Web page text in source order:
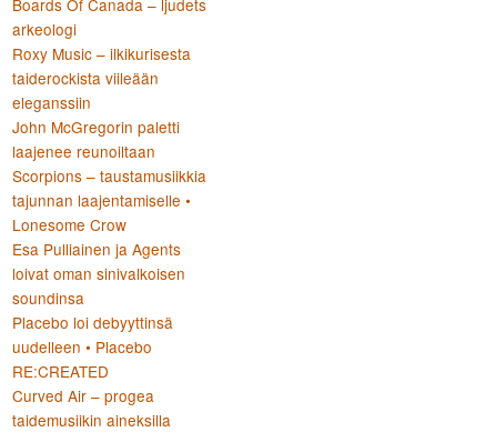
Boards Of Canada – ljudets
arkeologi
Roxy Music – ilkikurisesta
taiderockista viileään
eleganssiin
John McGregorin paletti
laajenee reunoiltaan
Scorpions – taustamusiikkia
tajunnan laajentamiselle •
Lonesome Crow
Esa Pulliainen ja Agents
loivat oman sinivalkoisen
soundinsa
Placebo loi debyyttinsä
uudelleen • Placebo
RE:CREATED
Curved Air – progea
taidemusiikin aineksilla